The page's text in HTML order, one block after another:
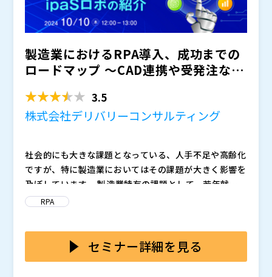
運用しているが思うように使いこなせていないと感じて
いる方に特におすすめの内容です。
製造業におけるRPA導入、成功までの
ロードマップ ～CAD連携や受発注など
3.5
株式会社デリバリーコンサルティング
社会的にも大きな課題となっている、人手不足や高齢化
ですが、特に製造業においてはその課題が大きく影響を
及ぼしています。 製造業特有の課題として、若年就業
者の確保が難しいことや、他の業種でも人材不足が進み
製造の現場では人手不足が加速し、生産性の低下や事業
の停滞といった悪影響が発生しています。
製造業において、省人化できる業務とそうではない業務
ADシステムへの部品情報の連携 ・受発注システムから
のデータ取得、登録 ・国内外の最新情報の収集、社内
本ウェビナーでは、RPAを導入し省人化を成功せるため
のロードマップを解説いたします。 導入効果を確実に
RPA
セミナー詳細を見る